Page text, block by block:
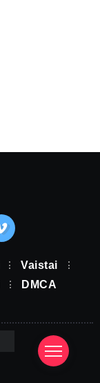
Vaistai
DMCA